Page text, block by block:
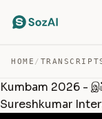
HOME /
Kumbam 2026 -
Sureshkumar